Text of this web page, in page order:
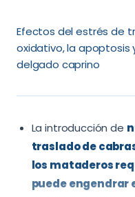
Efectos del estrés de
oxidativo, la
delgado caprino
La introducción de
traslado de
los mataderos
puede engendrar